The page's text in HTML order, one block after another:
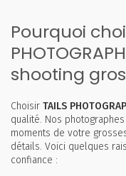
Pourquoi
shooting
Choisir TAILS
qualité. Nos
moments de votre
détails. Voici quelques
confiance :